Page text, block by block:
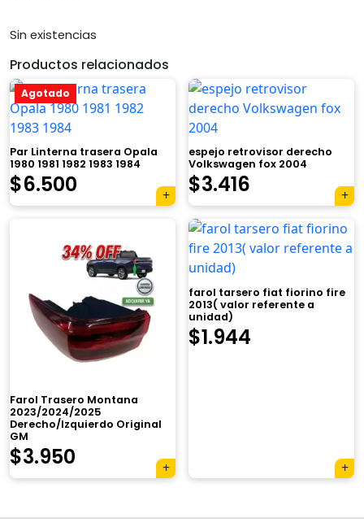
Sin existencias
Productos relacionados
Agotado
Par Linterna trasera Opala
1980 1981 1982 1983 1984
$6.500
espejo retrovisor derecho
Volkswagen fox 2004
$3.416
Farol Trasero Montana
2023/2024/2025
Derecho/Izquierdo Original
GM
El
precio
original
$3.950
precio
actual
farol tarsero fiat fiorino fire
2013( valor referente a
unidad)
$1.944
Tu carrito está vacío.
automáticamente.